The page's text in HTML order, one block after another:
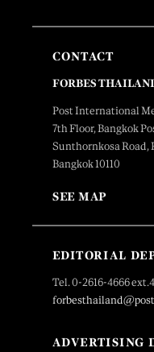
CONTACT
FORBES
Post International
7th Floor, Bangkok
Sunthornkosa Road,
Bangkok 10110
SEE MAP
EDITORIAL
Tel. 0-2616-4666
ADVERTISING